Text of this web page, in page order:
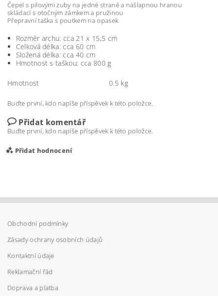
Čepel s pilovými zuby na jedné straně a nášlapnou hranou
skládací s otočným zámkem a pružinou
Přepravní taška s poutkem na opasek
Rozměr archu: cca 21 x 15,5 cm
Celková délka: cca 60 cm
Složená délka: cca 40 cm
Hmotnost s taškou: cca 800 g
Hmotnost 0.5 kg
Buďte první, kdo napíše příspěvek k této položce.
Přidat komentář
Buďte první, kdo napíše příspěvek k této položce.
Přidat hodnocení
Obchodní podmínky
Zásady ochrany osobních údajů
Kontaktní údaje
Reklamační řád
Doprava a platba